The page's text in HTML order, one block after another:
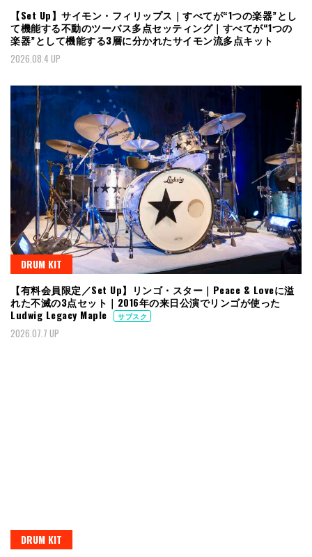
【Set Up】サイモン・フィリップス｜すべてが“1つの楽器”とし
て機能する不動のツーバス多点セッティング｜すべてが“1つの
楽器”として機能する3層に分かれたサイモン流多点キット
2026.08.4 UP
DRUM KIT
【有料会員限定／Set Up】リンゴ・スター｜Peace & Loveに溢
れた不滅の3点セット｜2016年の来日公演でリンゴが使った
Ludwig Legacy Maple
サブスク
2026.07.7 UP
DRUM KIT